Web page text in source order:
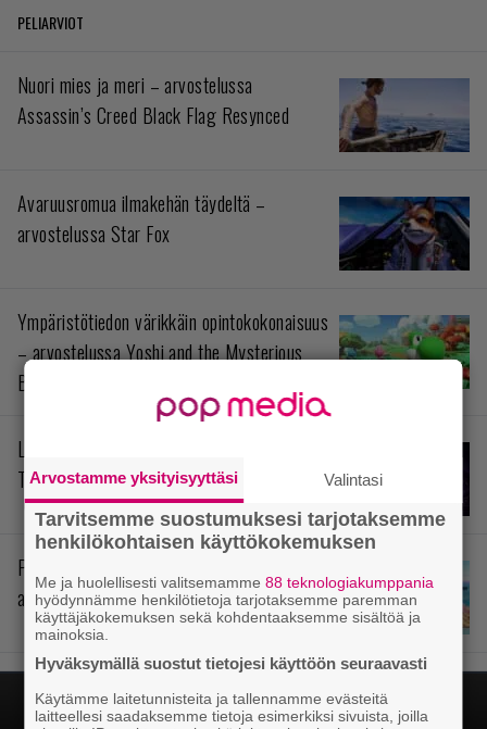
PELIARVIOT
Nuori mies ja meri – arvostelussa
Assassin’s Creed Black Flag Resynced
Avaruusromua ilmakehän täydeltä –
arvostelussa Star Fox
Ympäristötiedon värikkäin opintokokonaisuus
– arvostelussa Yoshi and the Mysterious
Book
Levoton prinssi siellä odottaa – arvostelussa
The Rogue Prince of Persia
Pokémonit stressihelpotuksena –
arvostelussa Pokémon Pokopia
Arvostamme yksityisyyttäsi Valintasi
Tarvitsemme suostumuksesi tarjotaksemme
henkilökohtaisen käyttökokemuksen
Me ja huolellisesti valitsemamme88 teknologiakumppania
hyödynnämme henkilötietoja tarjotaksemme paremman
käyttäjäkokemuksen sekä kohdentaaksemme sisältöä ja
mainoksia.
Hyväksymällä suostut tietojesi käyttöön seuraavasti
Käytämme laitetunnisteita ja tallennamme evästeitä
laitteellesi saadaksemme tietoja esimerkiksi sivuista, joilla